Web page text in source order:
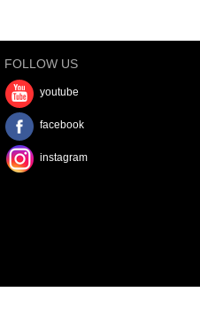
FOLLOW US
youtube
facebook
instagram